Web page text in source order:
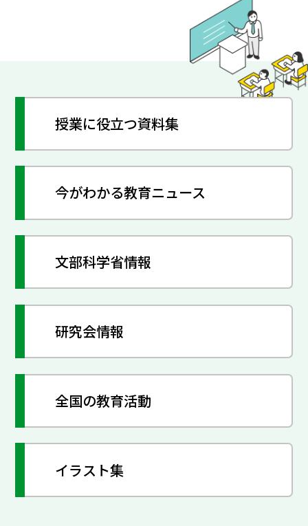
授業に役立つ資料集
今がわかる教育ニュース
文部科学省情報
研究会情報
全国の教育活動
イラスト集